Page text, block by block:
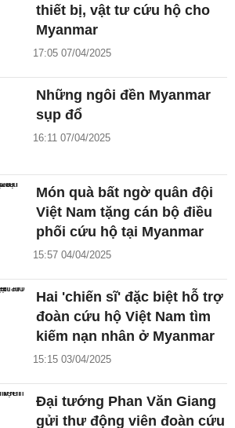
thiết bị, vật tư cứu hộ cho
Myanmar
17:05 07/04/2025
Những ngôi đền Myanmar
sụp đổ
16:11 07/04/2025
Món quà bất ngờ quân đội
Việt Nam tặng cán bộ điều
phối cứu hộ tại Myanmar
15:57 04/04/2025
Hai 'chiến sĩ' đặc biệt hỗ trợ
đoàn cứu hộ Việt Nam tìm
kiếm nạn nhân ở Myanmar
15:15 03/04/2025
Đại tướng Phan Văn Giang
gửi thư động viên đoàn cứu